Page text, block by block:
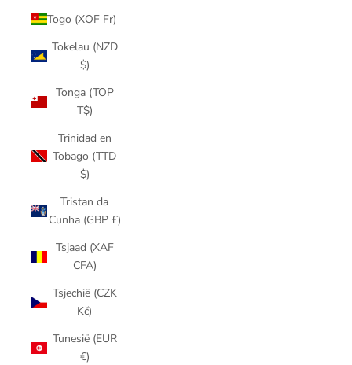
Togo (XOF Fr)
Tokelau (NZD
$)
Tonga (TOP
T$)
Trinidad en
Tobago (TTD
$)
Tristan da
Cunha (GBP £)
Tsjaad (XAF
CFA)
Tsjechië (CZK
Kč)
Tunesië (EUR
€)